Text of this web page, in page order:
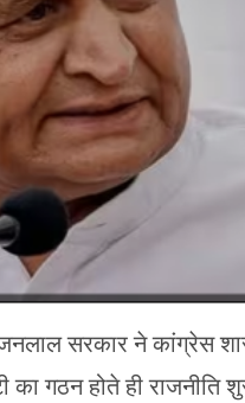
सरकार ने कांग्रेस
गठन होते ही राजनीति